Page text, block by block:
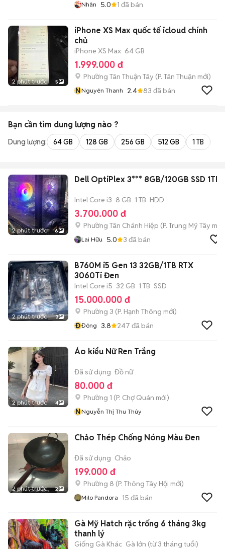
Nhân 5.0 1 đã bán
2 phút trước 5
iPhone XS Max quốc tế icloud chính
chủ
iPhone XS Max 64 GB
1.999.000 đ
Phường Tân Thuận Tây (P. Tân Thuận mới)
NNguyên Thanh 2.4 83 đã bán
Bạn cần tìm dung lượng nào ?
Dung lượng: 64 GB 128 GB 256 GB 512 GB 1 TB
2 phút trước 6
Dell OptiPlex 3*** 8GB/120GB SSD 1TB
Intel Core i3 8 GB 1 TB HDD
3.700.000 đ
Phường Tân Chánh Hiệp (P. Trung Mỹ Tây mới)
Lai Hữu 5.0 3 đã bán
2 phút trước 3
B760M i5 Gen 13 32GB/1TB RTX
3060Ti Đen
Intel Core i5 32 GB 1 TB SSD
15.000.000 đ
Phường 3 (P. Hạnh Thông mới)
ĐĐông 3.8 247 đã bán
2 phút trước 4
Áo kiểu Nữ Ren Trắng
Đã sử dụng Đồ nữ
80.000 đ
Phường 1 (P. Chợ Quán mới)
NNguyễn Thị Thu Thúy
2 phút trước 2
Chảo Thép Chống Nóng Màu Đen
Đã sử dụng Chảo
199.000 đ
Phường 8 (P. Thông Tây Hội mới)
Milo Pandora 15 đã bán
Gà Mỹ Hatch rặc trống 6 tháng 3kg
thanh lý
Giống Gà Khác Gà lớn (từ 3 tháng tuổi)